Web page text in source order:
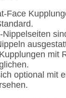
Face
mit
optional mit